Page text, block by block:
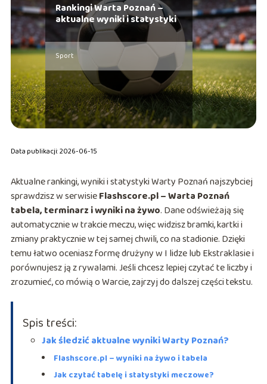
Rankingi Warta Poznań –
aktualne wyniki i statystyki
Sport
Data publikacji: 2026-06-15
Aktualne rankingi, wyniki i statystyki Warty Poznań najszybciej
sprawdzisz w serwisieFlashscore.pl – Warta Poznań
tabela, terminarz i wyniki na żywo. Dane odświeżają się
automatycznie w trakcie meczu, więc widzisz bramki, kartki i
zmiany praktycznie w tej samej chwili, co na stadionie. Dzięki
temu łatwo oceniasz formę drużyny w I lidze lub Ekstraklasie i
porównujesz ją z rywalami. Jeśli chcesz lepiej czytać te liczby i
zrozumieć, co mówią o Warcie, zajrzyj do dalszej części tekstu.
Spis treści:
Jak śledzić aktualne wyniki Warty Poznań?
Flashscore.pl – wyniki na żywo i tabela
Jak czytać tabelę i statystyki meczowe?